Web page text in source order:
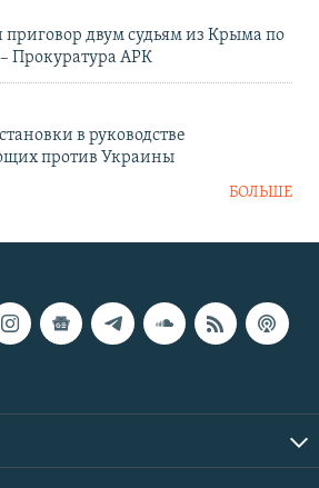
двум судьям из Крыма по
– Прокуратура АРК
в руководстве
против Украины
БОЛЬШЕ